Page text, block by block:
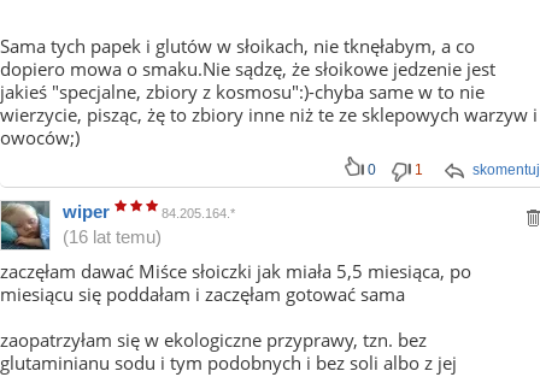
Sama tych papek i glutów w słoikach, nie tknęłabym, a co
dopiero mowa o smaku.Nie sądzę, że słoikowe jedzenie jest
jakieś "specjalne, zbiory z kosmosu":)-chyba same w to nie
wierzycie, pisząc, żę to zbiory inne niż te ze sklepowych warzyw i
owoców;)
skomentuj
0 1
wiper 84.205.164.*
(16 lat temu)
zaczęłam dawać Miśce słoiczki jak miała 5,5 miesiąca, po
miesiącu się poddałam i zaczęłam gotować sama
zaopatrzyłam się w ekologiczne przyprawy, tzn. bez
glutaminianu sodu i tym podobnych i bez soli albo z jej